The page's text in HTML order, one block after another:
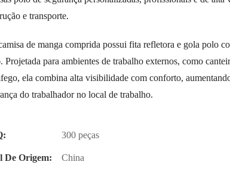
e transporte.
de manga comprida possui fita refletora e gola polo
Projetada para ambientes de trabalho externos, como
ela combina alta visibilidade com conforto,
do trabalhador no local de trabalho.
300 peças
De Origem:
China